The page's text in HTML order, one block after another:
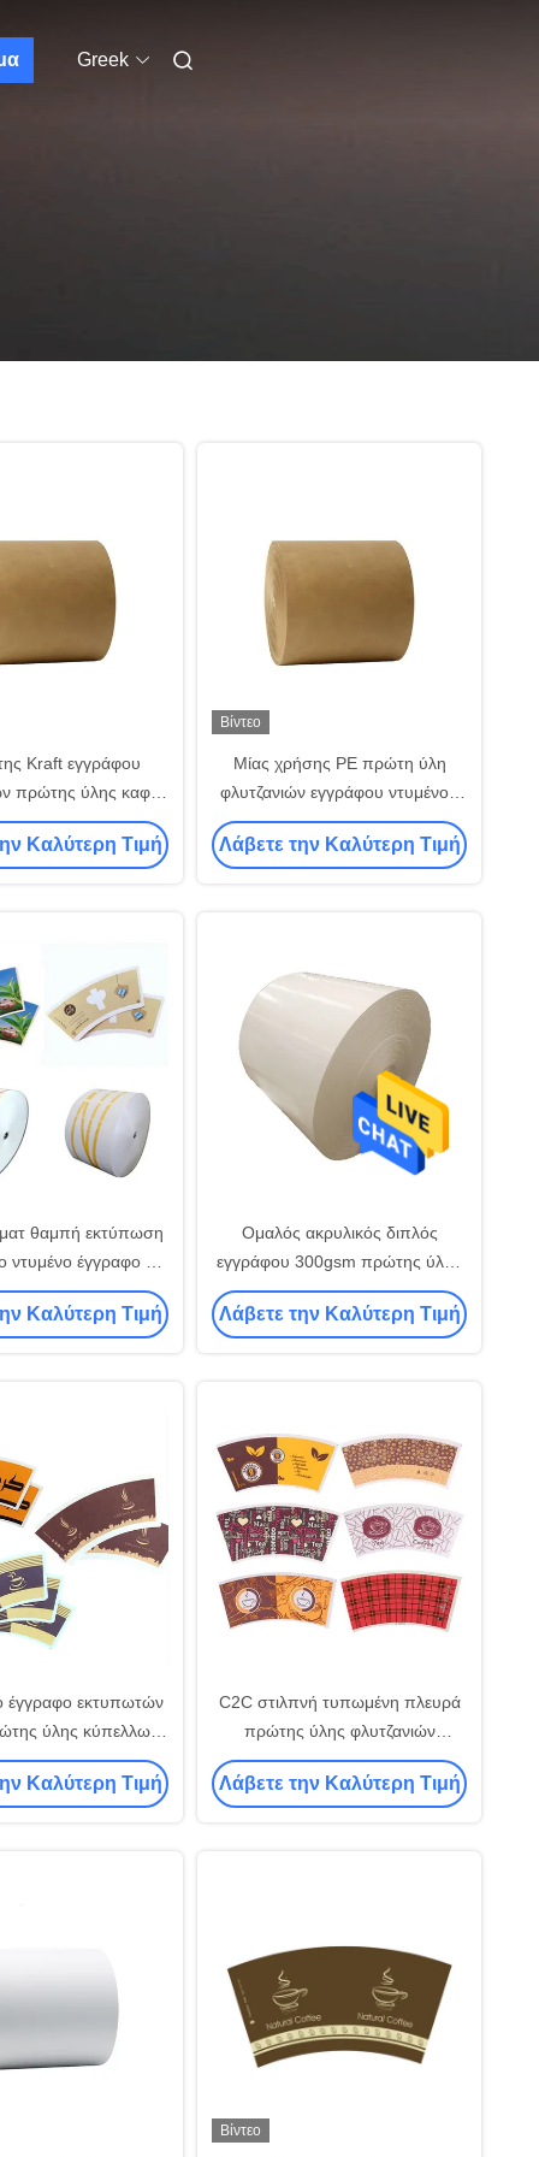
Greek
Kraft εγγράφου
πρώτης ύλης καφέ
φλυτζανιών μίας
έγγραφο Eco
Καλύτερη Τιμή
Βίντεο
Μίας χρήσης PE πρώτη ύλη
φλυτζανιών εγγράφου ντυμένου
εγγράφου αδιάβροχη
Λάβετε την Καλύτερη Τιμή
θαμπή εκτύπωση
ντυμένο έγγραφο pe
φλυτζανιών τσαγιού
εγγράφου
Καλύτερη Τιμή
Ομαλός ακρυλικός διπλός
εγγράφου 300gsm πρώτης ύλης
A4 φλυτζανιών εγγράφου
ασφαλίστρου που ντύνεται
Λάβετε την Καλύτερη Τιμή
έγγραφο εκτυπωτών
ύλης κύπελλων
εγγράφου φύλλων
μεγέθους
Καλύτερη Τιμή
C2C στιλπνή τυπωμένη πλευρά
πρώτης ύλης φλυτζανιών
εγγράφου αργίλου φύλλων τέχνης
διπλή αδιάβροχη
Λάβετε την Καλύτερη Τιμή
Βίντεο